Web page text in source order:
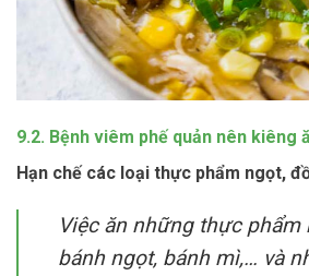
9.2. Bệnh viêm phế quản nên kiêng
Hạn chế các loại thực phẩm ngọt,
Việc ăn những thực phẩm
bánh ngọt, bánh mì,… và